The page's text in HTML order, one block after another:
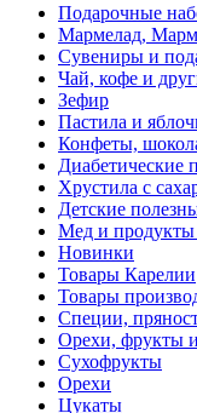
Подарочные
Мармелад,
Сувениры и
Чай, кофе и
Зефир
Пастила и
Конфеты,
Диабетические
Хрустила с
Детские
Мед и продукты
Новинки
Товары Карелии
Товары
Специи,
Орехи, фрукты
Сухофрукты
Орехи
Цукаты